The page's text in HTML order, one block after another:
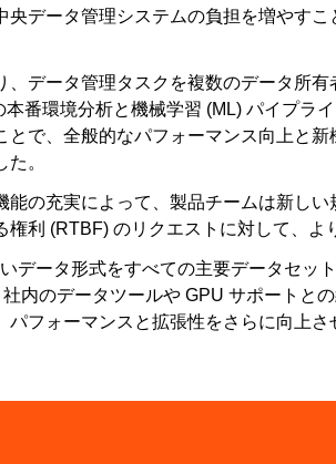
央データ管理システムの負担を増やす
、データ管理タスクを複数のデータ所
番環境分析と機械学習 (ML) パイプラ
とで、全般的なパフォーマンス向上と
。
能の充実によって、製品チームは新し
利 (RTBF) のリクエストに対して、よ
データ形式をすべての主要データセッ
内のデータツールや GPU サポートと
フォーマンスと拡張性をさらに向上さ